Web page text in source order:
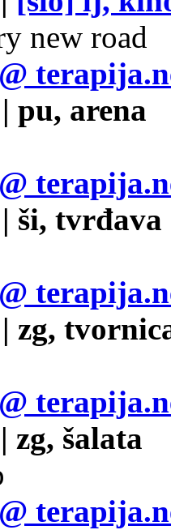
new road
pu, arena
ši,
zg,
zg, šalata